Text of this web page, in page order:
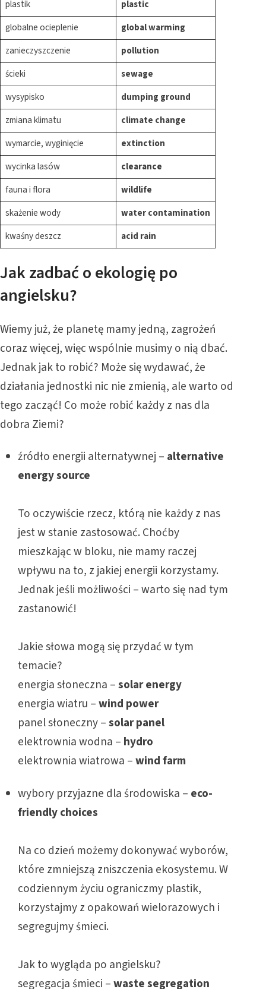
plastik
plastic
globalne ocieplenie
global warming
zanieczyszczenie
pollution
ścieki
sewage
wysypisko
dumping ground
zmiana klimatu
climate change
wymarcie, wyginięcie
extinction
wycinka lasów
clearance
fauna i flora
wildlife
skażenie wody
water contamination
kwaśny deszcz
acid rain
Jak zadbać o ekologię po
angielsku?
Wiemy już, że planetę mamy jedną, zagrożeń
coraz więcej, więc wspólnie musimy o nią dbać.
Jednak jak to robić? Może się wydawać, że
działania jednostki nic nie zmienią, ale warto od
tego zacząć! Co może robić każdy z nas dla
dobra Ziemi?
źródło energii alternatywnej – alternative
energy source
To oczywiście rzecz, którą nie każdy z nas
jest w stanie zastosować. Choćby
mieszkając w bloku, nie mamy raczej
wpływu na to, z jakiej energii korzystamy.
Jednak jeśli możliwości – warto się nad tym
zastanowić!
Jakie słowa mogą się przydać w tym
temacie?
energia słoneczna –solar energy
energia wiatru –wind power
panel słoneczny –solar panel
elektrownia wodna – hydro
elektrownia wiatrowa –wind farm
wybory przyjazne dla środowiska – eco-
friendly choices
Na co dzień możemy dokonywać wyborów,
które zmniejszą zniszczenia ekosystemu. W
codziennym życiu ograniczmy plastik,
korzystajmy z opakowań wielorazowych i
segregujmy śmieci.
Jak to wygląda po angielsku?
segregacja śmieci –waste segregation